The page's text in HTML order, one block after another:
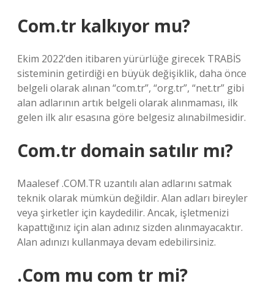
Com.tr kalkıyor mu?
Ekim 2022’den itibaren yürürlüğe girecek TRABİS
sisteminin getirdiği en büyük değişiklik, daha önce
belgeli olarak alınan “com.tr”, “org.tr”, “net.tr” gibi
alan adlarının artık belgeli olarak alınmaması, ilk
gelen ilk alır esasına göre belgesiz alınabilmesidir.
Com.tr domain satılır mı?
Maalesef .COM.TR uzantılı alan adlarını satmak
teknik olarak mümkün değildir. Alan adları bireyler
veya şirketler için kaydedilir. Ancak, işletmenizi
kapattığınız için alan adınız sizden alınmayacaktır.
Alan adınızı kullanmaya devam edebilirsiniz.
.Com mu com tr mi?